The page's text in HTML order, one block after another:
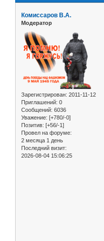
Комиссаров В.А.
Модератор
Зарегистрирован: 2011-11-12
Приглашений: 0
Сообщений: 6036
Уважение: [+780/-0]
Позитив: [+56/-1]
Провел на форуме:
2 месяца 1 день
Последний визит:
2026-08-04 15:06:25